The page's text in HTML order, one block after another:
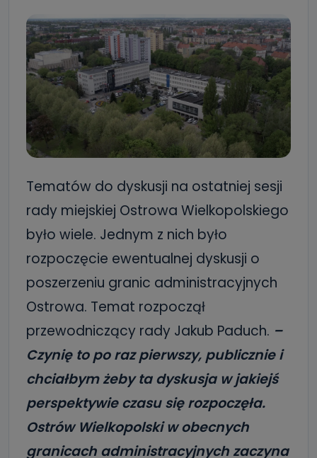
Tematów do dyskusji na ostatniej sesji
rady miejskiej Ostrowa Wielkopolskiego
było wiele. Jednym z nich było
rozpoczęcie ewentualnej dyskusji o
poszerzeniu granic administracyjnych
Ostrowa. Temat rozpoczął
przewodniczący rady Jakub Paduch. –
Czynię to po raz pierwszy, publicznie i
chciałbym żeby ta dyskusja w jakiejś
perspektywie czasu się rozpoczęła.
Ostrów Wielkopolski w obecnych
granicach administracyjnych zaczyna